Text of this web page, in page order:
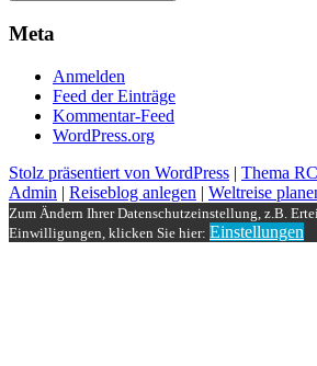
Meta
Anmelden
Feed der Einträge
Kommentar-Feed
WordPress.org
Stolz präsentiert von WordPress | Thema
Admin | Reiseblog anlegen | Weltreise
Zum Ändern Ihrer Datenschutzeinstellung, z.B.
Einwilligungen, klicken Sie hier: Einstellungen